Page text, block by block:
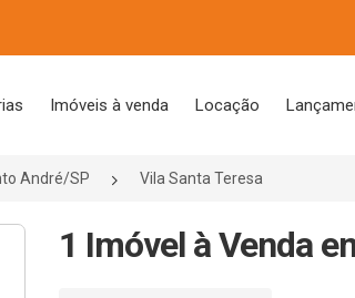
Imóveis à venda Locação
André/SP Vila Santa Teresa
1 Imóvel à Venda